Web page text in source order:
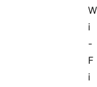
W
i
-
F
i